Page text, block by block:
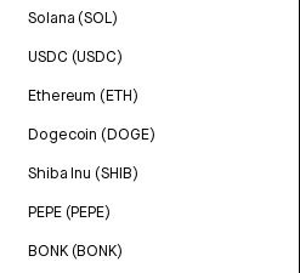
Solana (SOL)
USDC (USDC)
Ethereum (ETH)
Dogecoin (DOGE)
Shiba Inu (SHIB)
PEPE (PEPE)
BONK (BONK)